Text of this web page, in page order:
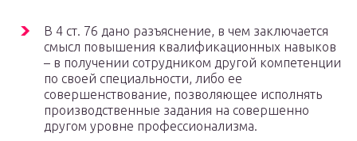
В 4 ст. 76 дано разъяснение, в чем заключается
смысл повышения квалификационных навыков
– в получении сотрудником другой компетенции
по своей специальности, либо ее
совершенствование, позволяющее исполнять
производственные задания на совершенно
другом уровне профессионализма.